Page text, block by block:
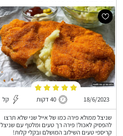
18/6/2023 40 דקות קל
שניצל ממולא פירה כמו של אייל שני שלא תרצו
להפסיק לאכול! פירה רך טעים ומלטף עם שניצל
קריספי טעים השילוב המושלם ובקלי קלות!